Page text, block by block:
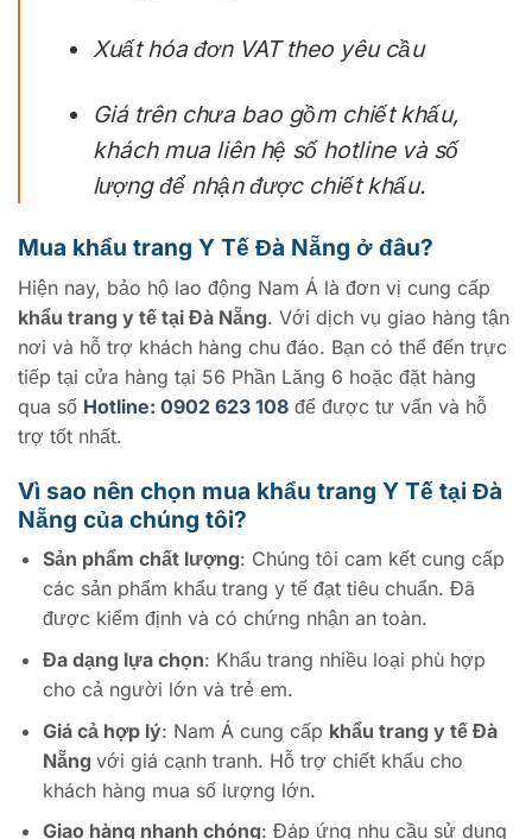
Xuất hóa đơn VAT theo yêu cầu
Giá trên chưa bao gồm chiết khấu,
khách mua liên hệ số hotline và số
lượng để nhận được chiết khấu.
Mua khẩu trang Y Tế Đà Nẵng ở đâu?
Hiện nay, bảo hộ lao động Nam Á là đơn vị cung cấp
khẩu trang y tế tại Đà Nẵng. Với dịch vụ giao hàng tận
nơi và hỗ trợ khách hàng chu đáo. Bạn có thể đến trực
tiếp tại cửa hàng tại 56 Phần Lăng 6 hoặc đặt hàng
qua số Hotline: 0902 623 108 để được tư vấn và hỗ
trợ tốt nhất.
Vì sao nên chọn mua khẩu trang Y Tế tại Đà
Nẵng của chúng tôi?
Sản phẩm chất lượng: Chúng tôi cam kết cung cấp
các sản phẩm khẩu trang y tế đạt tiêu chuẩn. Đã
được kiểm định và có chứng nhận an toàn.
Đa dạng lựa chọn: Khẩu trang nhiều loại phù hợp
cho cả người lớn và trẻ em.
Giá cả hợp lý: Nam Á cung cấp khẩu trang y tế Đà
Nẵng với giá cạnh tranh. Hỗ trợ chiết khấu cho
khách hàng mua số lượng lớn.
Giao hàng nhanh chóng: Đáp ứng nhu cầu sử dụng